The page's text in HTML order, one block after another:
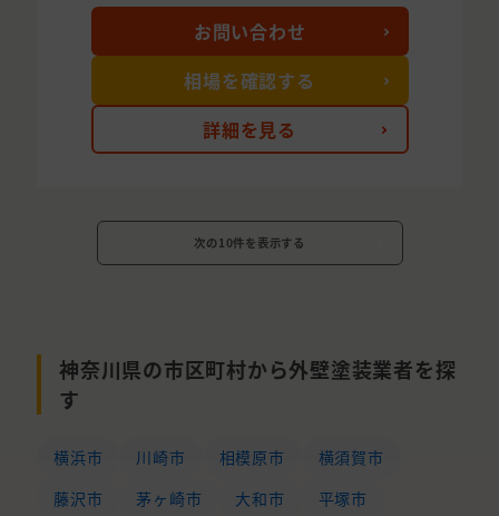
詳細を見る
お問い合わせ
相場を確認する
次の10件を表示する
神奈川県の市区町村から外壁塗装業者を探
す
横浜市 川崎市 相模原市
横須賀市
藤沢市
茅ヶ崎市 大和市
平塚市